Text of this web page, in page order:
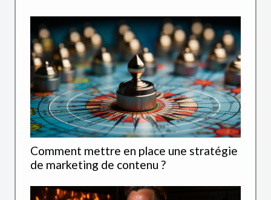
Comment mettre en place une stratégie
de marketing de contenu ?